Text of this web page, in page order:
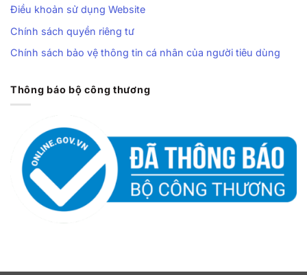
Điều khoản sử dụng Website
Chính sách quyền riêng tư
Chính sách bảo vệ thông tin cá nhân của người tiêu dùng
Thông báo bộ công thương